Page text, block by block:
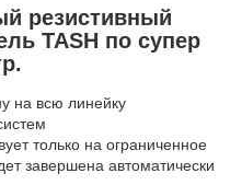
резистивный
TASH по супер
на всю линейку
только на ограниченное
завершена автоматически